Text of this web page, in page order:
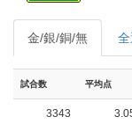
金/銀/銅/無
試合数 平均点
3343